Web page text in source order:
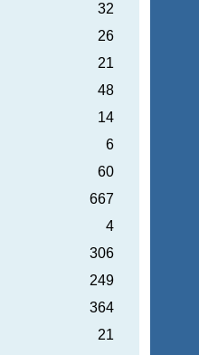
32
26
21
48
14
6
60
667
4
306
249
364
21